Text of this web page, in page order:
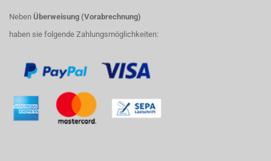
Neben Überweisung (Vorabrechnung)
haben sie folgende Zahlungsmöglichkeiten: